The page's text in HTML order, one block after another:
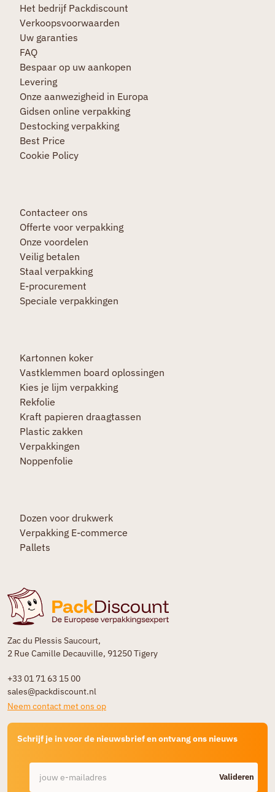
Zac du Plessis Saucourt,
2 Rue Camille Decauville, 91250 Tigery
+33 01 71 63 15 00
sales@packdiscount.nl
Neem contact met ons op
Schrijf je in voor de nieuwsbrief en ontvang ons nieuws
Valideren
Het bedrijf Packdiscount
Verkoopsvoorwaarden
Uw garanties
FAQ
Bespaar op uw aankopen
Levering
Onze aanwezigheid in Europa
Gidsen online verpakking
Destocking verpakking
Best Price
Cookie Policy
Contacteer ons
Offerte voor verpakking
Onze voordelen
Veilig betalen
Staal verpakking
E-procurement
Speciale verpakkingen
Kartonnen koker
Vastklemmen board oplossingen
Kies je lijm verpakking
Rekfolie
Kraft papieren draagtassen
Plastic zakken
Verpakkingen
Noppenfolie
Dozen voor drukwerk
Verpakking E-commerce
Pallets